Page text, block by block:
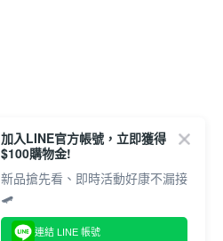
加入LINE官方帳號，立即獲得
$100購物金!
新品搶先看、即時活動好康不漏接
🛹
連結 LINE 帳號